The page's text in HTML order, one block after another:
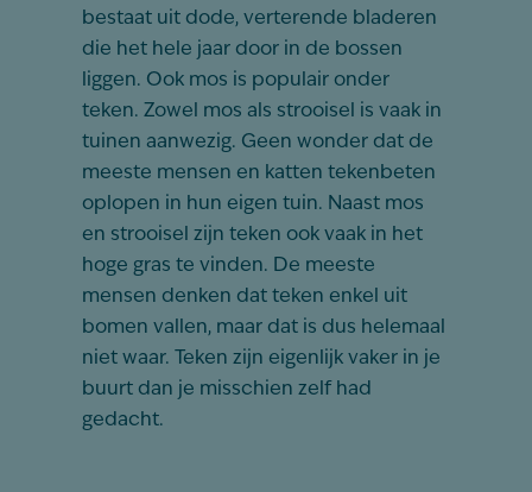
bestaat uit dode, verterende bladeren
die het hele jaar door in de bossen
liggen. Ook mos is populair onder
teken. Zowel mos als strooisel is vaak in
tuinen aanwezig. Geen wonder dat de
meeste mensen en katten tekenbeten
oplopen in hun eigen tuin. Naast mos
en strooisel zijn teken ook vaak in het
hoge gras te vinden. De meeste
mensen denken dat teken enkel uit
bomen vallen, maar dat is dus helemaal
niet waar. Teken zijn eigenlijk vaker in je
buurt dan je misschien zelf had
gedacht.